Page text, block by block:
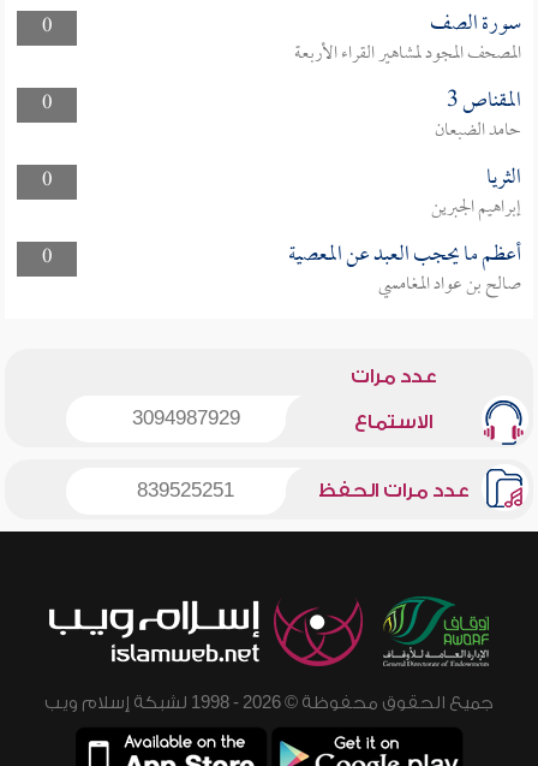
0
سورة الصف
المصحف المجود لمشاهير القراء الأربعة
0
المقناص 3
حامد الضبعان
0
الثريا
إبراهيم الجبرين
0
أعظم ما يحجب العبد عن المعصية
صالح بن عواد المغامسي
عدد مرات
الاستماع 3094987929
عدد مرات الحفظ 839525251
جميع الحقوق محفوظة © 2026 - 1998 لشبكة إسلام ويب